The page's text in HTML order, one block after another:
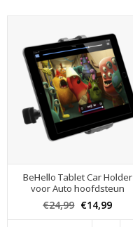
BeHello Tablet Car Holder
voor Auto hoofdsteun
€24,99 €14,99